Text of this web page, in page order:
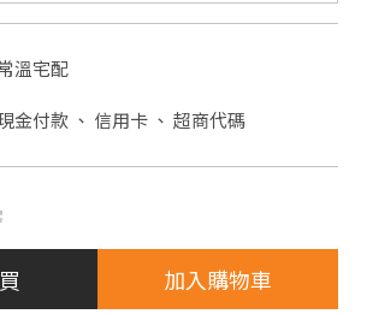
溫宅配
金付款 、 信用卡 、 超商代碼
加入購物車